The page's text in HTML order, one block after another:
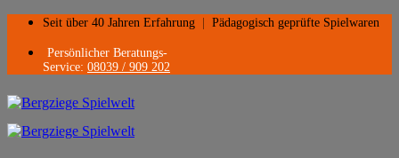
Zum
springen
Seit über 40 Jahren Erfahrung Pädagogisch geprüfte Spielwaren
Persönlicher Beratungs-
Service: 08039 / 909 202